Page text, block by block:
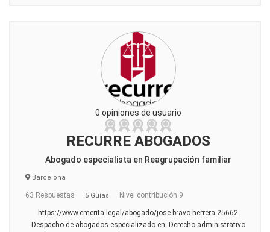
0 opiniones de usuario
RECURRE ABOGADOS
Abogado especialista en Reagrupación familiar
Barcelona
63 Respuestas 5 Guías Nivel contribución 9
https://www.emerita.legal/abogado/jose-bravo-herrera-25662
Despacho de abogados especializado en: Derecho administrativo